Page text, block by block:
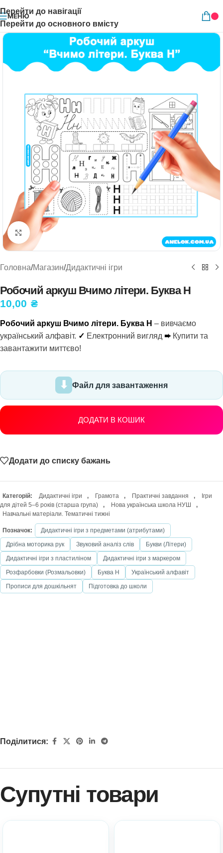
Перейти до навігації
Перейти до основного вмісту
МЕНЮ
Натисніть, щоб збільшити
Головна/Магазин/Дидактичні ігри
Робочий аркуш Вчимо літери. Буква Н
10,00 ₴
Робочий аркуш Вчимо літери. Буква Н – вивчаємо
український алфавіт. ✓ Електронний вигляд ➨ Купити та
завантажити миттєво!
Файл для завантаження
ДОДАТИ В КОШИК
Додати до списку бажань
Категорій: Дидактичні ігри , Грамота , Практичні завдання ,
Ігри
для дітей 5–6 років (старша група)
, Нова українська школа НУШ
,
Навчальні матеріали. Тематичні тижні
Позначок:
Дидактичні ігри з предметами (атрибутами)
Дрібна моторика рук
Звуковий аналіз слів
Букви (Літери)
Дидактичні ігри з пластиліном
Дидактичні ігри з маркером
Розфарбовки (Розмальовки)
Буква Н
Український алфавіт
Прописи для дошкільнят
Підготовка до школи
Поділитися:
Супутні товари